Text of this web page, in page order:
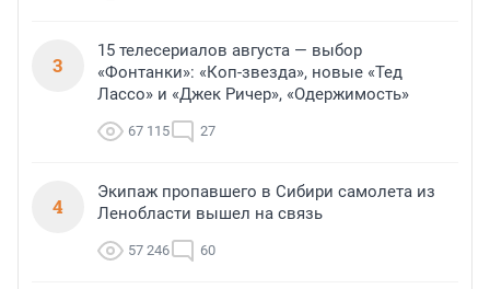
3
15 телесериалов августа — выбор
«Фонтанки»: «Коп-звезда», новые «Тед
Лассо» и «Джек Ричер», «Одержимость»
67 115 27
4
Экипаж пропавшего в Сибири самолета из
Ленобласти вышел на связь
57 246 60